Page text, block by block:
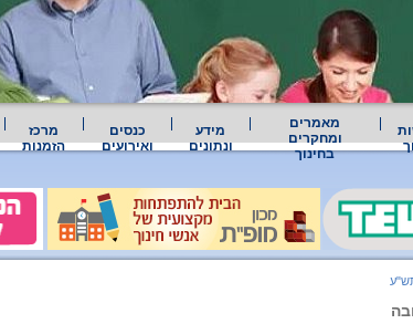
מאמרים
ומחקרים
בחינוך
מידע
ונתונים
כנסים
ואירועים
מרכז
הזמנות